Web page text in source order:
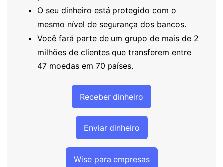
O seu dinheiro está protegido com o
mesmo nível de segurança dos bancos.
Você fará parte de um grupo de mais de 2
milhões de clientes que transferem entre
47 moedas em 70 países.
Receber dinheiro
Enviar dinheiro
Wise para empresas